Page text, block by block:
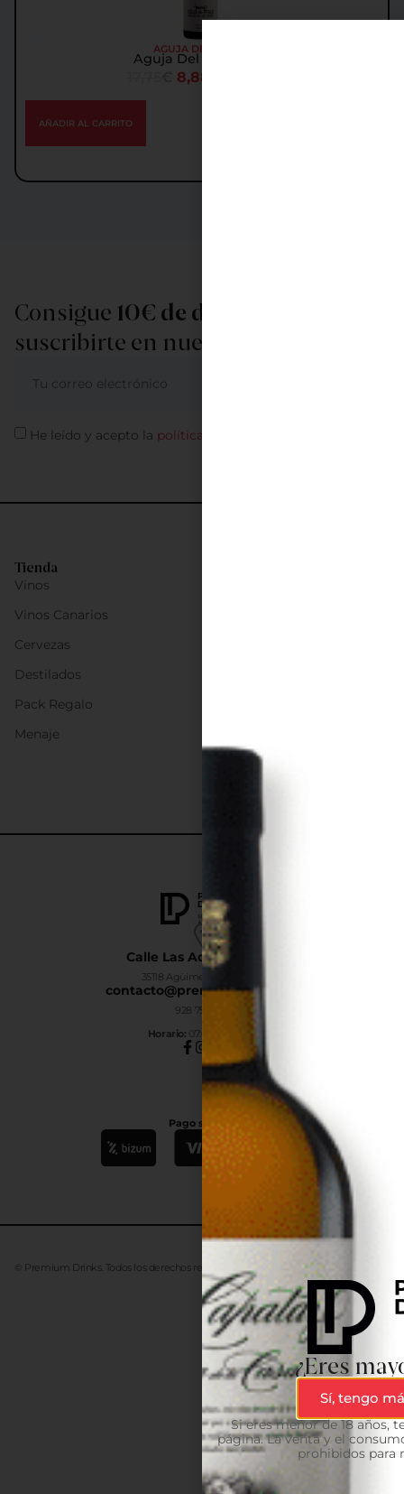
AGUJA DEL FRAILE
Aguja Del Fraile 2017
8,88
AÑADIR AL CARRITO
Calle Las Adelfas Nº6-B
35118 Agüimes, Las Palmas
contacto@premiumdrinks.es
928 754 363
Horario: 07:00h a 15:00h
Pago seguro
Tienda
Vinos
Vinos Canarios
Cervezas
Destilados
Pack Regalo
Menaje
Consigue 10€ de descuento
suscribirte en nuestra newsletter
He leído y acepto la política de privacidad
© Premium Drinks. Todos los derechos reservados. DesarrolladoAdvanze
¿Eres
Sí, tengo
Si eres menor de 18 años,
página. La venta y el
prohibidos para